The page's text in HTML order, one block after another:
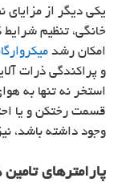
یکی دیگر از
خانگی، تنظیم
امکان رشد
و پراکندگی ذرات
استخر نه تنها به
قسمت رختکن و یا
وجود داشته باشد،
پارامترهای